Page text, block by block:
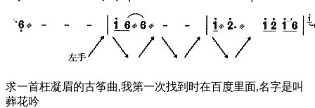
求一首枉凝眉的古筝曲,我第一次找到时在百度里面,名字是叫
葬花吟